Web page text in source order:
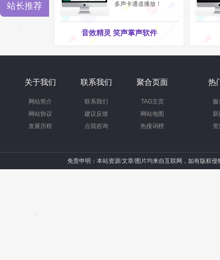
站长推荐
多声卡通道播放！
音效精灵 笑声掌声软件
关于我们
网站简介
网站协议
发展历程
联系我们
联系我们
建议反馈
点我咨询
聚合页面
TAG主页
网站地图
热搜词榜
热
服
新
资
免责申明：本站资源/文章/图片均来自互联网，如有版权